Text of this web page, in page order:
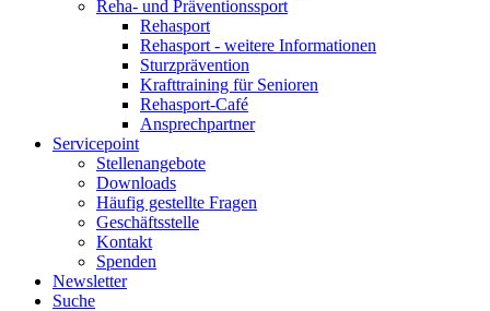
Reha- und Präventionssport
Rehasport
Rehasport - weitere Informationen
Sturzprävention
Krafttraining für Senioren
Rehasport-Café
Ansprechpartner
Servicepoint
Stellenangebote
Downloads
Häufig gestellte Fragen
Geschäftsstelle
Kontakt
Spenden
Newsletter
Suche